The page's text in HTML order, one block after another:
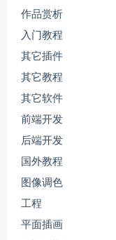
作品赏析
入门教程
其它插件
其它教程
其它软件
前端开发
后端开发
国外教程
图像调色
工程
平面插画